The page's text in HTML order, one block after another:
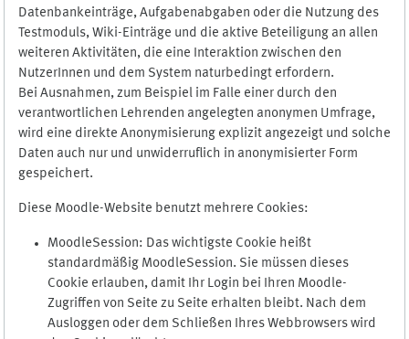
Datenbankeinträge, Aufgabenabgaben oder die Nutzung des
Testmoduls, Wiki-Einträge und die aktive Beteiligung an allen
weiteren Aktivitäten, die eine Interaktion zwischen den
NutzerInnen und dem System naturbedingt erfordern.
Bei Ausnahmen, zum Beispiel im Falle einer durch den
verantwortlichen Lehrenden angelegten anonymen Umfrage,
wird eine direkte Anonymisierung explizit angezeigt und solche
Daten auch nur und unwiderruflich in anonymisierter Form
gespeichert.
Diese Moodle-Website benutzt mehrere Cookies:
MoodleSession: Das wichtigste Cookie heißt
standardmäßig MoodleSession. Sie müssen dieses
Cookie erlauben, damit Ihr Login bei Ihren Moodle-
Zugriffen von Seite zu Seite erhalten bleibt. Nach dem
Ausloggen oder dem Schließen Ihres Webbrowsers wird